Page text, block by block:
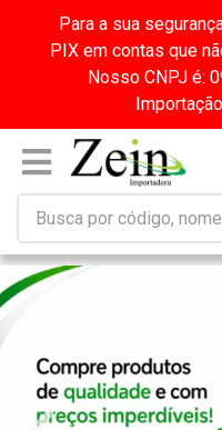
Para a sua
PIX em contas que
Nosso CNPJ é: